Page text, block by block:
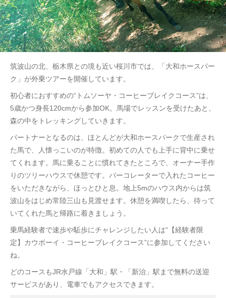
筑波山の北、栃木県との境も近い桜川市では、「大和ホースパー
ク」が外乗ツアーを開催しています。
初心者におすすめの“トムソーヤ・コーヒーブレイクコース”は、
5歳かつ身長120cmから参加OK。馬場でレッスンを受けたあと、
森の中をトレッキングしていきます。
パートナーとなるのは、ほとんどが大和ホースパークで生産され
た馬で、人懐っこいのが特徴。初めての人でも上手に背中に乗せ
てくれます。馬に乗ることに慣れてきたところで、オーナー手作
りのツリーハウスで休憩です。パーコレーターで入れたコーヒー
をいただきながら、ほっとひと息。地上5mのハウス内からは筑
波山をはじめ常陸三山も見渡せます。休憩を満喫したら、待って
いてくれた馬と帰路に着きましょう。
乗馬経験者で速歩や駈歩にチャレンジしたい人は“【経験者限
定】カウボーイ・コーヒーブレイクコース”に参加してください
ね。
どのコースもJR水戸線「大和」駅・「新治」駅まで無料の送迎
サービスがあり、電車でもアクセスできます。